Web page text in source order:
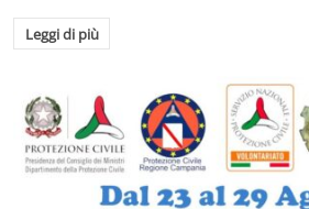
Leggi di più